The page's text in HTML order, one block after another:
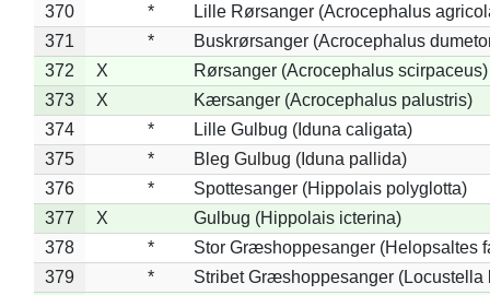
370
*
Lille Rørsanger (Acrocephalus
371
*
Buskrørsanger (Acrocephalus
372
X
Rørsanger (Acrocephalus scirpaceus)
373
X
Kærsanger (Acrocephalus palustris)
374
*
Lille Gulbug (Iduna caligata)
375
*
Bleg Gulbug (Iduna pallida)
376
*
Spottesanger (Hippolais polyglotta)
377
X
Gulbug (Hippolais icterina)
378
*
Stor Græshoppesanger (Helopsaltes
379
*
Stribet Græshoppesanger (Locustella